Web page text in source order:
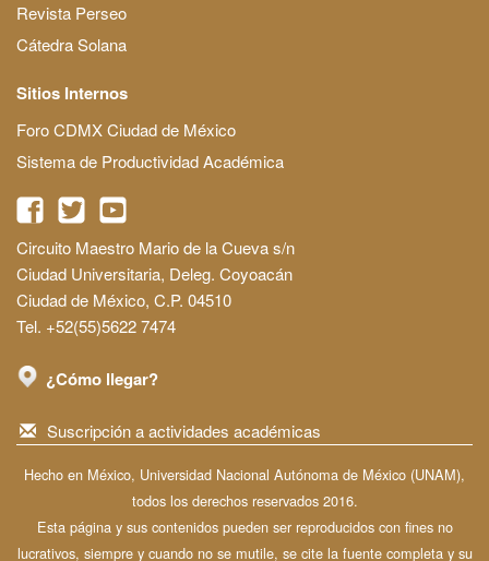
Revista Perseo
Cátedra Solana
Sitios Internos
Foro CDMX Ciudad de México
Sistema de Productividad Académica
Circuito Maestro Mario de la Cueva s/n
Ciudad Universitaria, Deleg. Coyoacán
Ciudad de México, C.P. 04510
Tel. +52(55)5622 7474
¿Cómo llegar?
Suscripción a actividades académicas
Hecho en México, Universidad Nacional Autónoma de México (UNAM),
todos los derechos reservados 2016.
Esta página y sus contenidos pueden ser reproducidos con fines no
lucrativos, siempre y cuando no se mutile, se cite la fuente completa y su